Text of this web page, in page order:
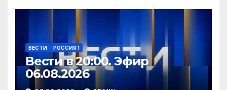
ВЕСТИ РОССИЯ 1
Вести в 20:00. Эфир
06.08.2026